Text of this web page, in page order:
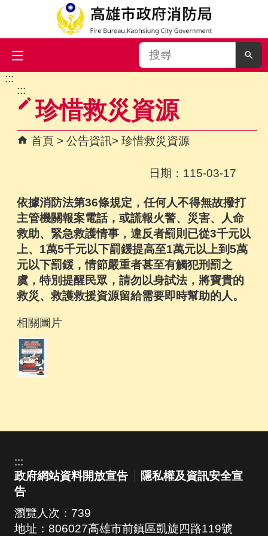
跳到主要內容區塊
搜
尋
:::
:::
珍惜救災資源
首頁 公告資訊 珍惜救災資源
日期：115-03-17
依據消防法第36條規定，任何人不得無故撥打
主管機關報案電話，或謊報火警、災害、人命
救助、緊急救護情事，違反者罰則已從3千元以
上、 1萬5千元以下罰鍰提高至1萬元以上到5萬
元以下罰鍰，情節嚴重者甚至有觸犯刑罰之
虞，特別提醒民眾，請勿以身試法，將寶貴的
救災、救護救援資源留給需要即時幫助的人。
相關圖片
:::
政府網站資料開放宣告
隱私權及資訊安全宣
告
瀏覽人次： 739
地址：806027高雄市前鎮區凱旋四路119號